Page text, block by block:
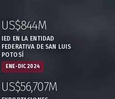
ENE-DIC 2024
:US$844M
IED EN LA ENTIDAD
FEDERATIVA DE SAN LUIS
POTOSÍ
:US$56,707M